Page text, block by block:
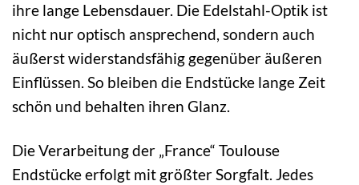
ihre lange Lebensdauer. Die Edelstahl-Optik ist
nicht nur optisch ansprechend, sondern auch
äußerst widerstandsfähig gegenüber äußeren
Einflüssen. So bleiben die Endstücke lange Zeit
schön und behalten ihren Glanz.
Die Verarbeitung der „France“ Toulouse
Endstücke erfolgt mit größter Sorgfalt. Jedes